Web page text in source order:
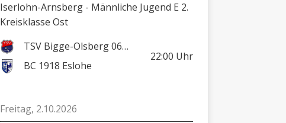
Iserlohn-Arnsberg - Männliche Jugend E 2.
Kreisklasse Ost
TSV Bigge-Olsberg 06/08 2
BC 1918 Eslohe
22:00 Uhr
Freitag, 2.10.2026